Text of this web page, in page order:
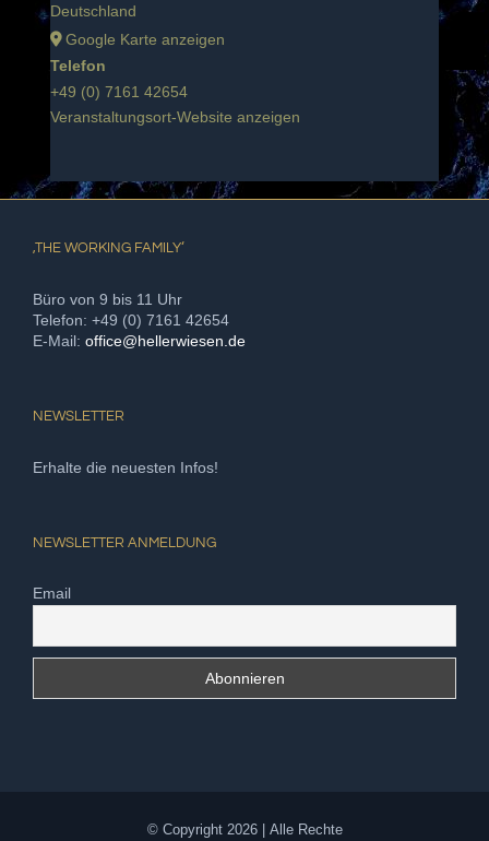
Deutschland
Google Karte anzeigen
Telefon
+49 (0) 7161 42654
Veranstaltungsort-Website anzeigen
‚THE WORKING FAMILY‘
Büro von 9 bis 11 Uhr
Telefon: +49 (0) 7161 42654
E-Mail: office@hellerwiesen.de
NEWSLETTER
Erhalte die neuesten Infos!
NEWSLETTER ANMELDUNG
Email
© Copyright 2026 | Alle Rechte